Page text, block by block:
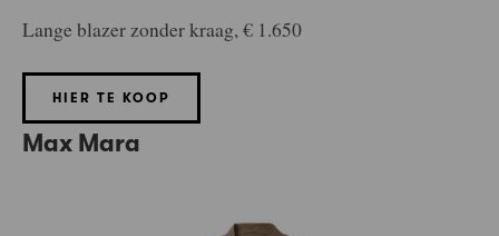
Lange blazer zonder kraag, € 1.650
HIER TE KOOP
Max Mara